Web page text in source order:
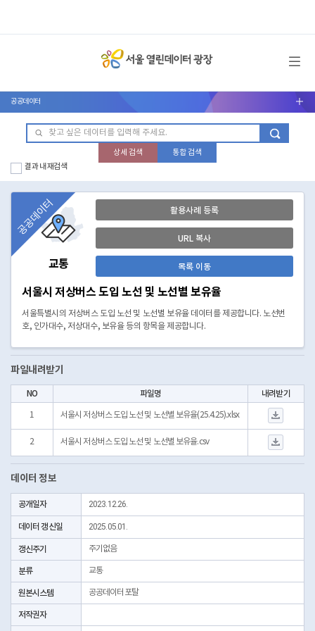
메뉴 열기
공공데이터 서브메뉴 열기
상세 검색
통합 검색
결과 내 재검색
교통
공공데이터 활용사례 등록
URL 복사
목록 이동
서울시 저상버스 도입 노선 및 노선별 보유율
서울특별시의 저상버스 도입 노선 및 노선별 보유율 데이터를 제공합니다. 노선번
호, 인가대수, 저상대수, 보유율 등의 항목을 제공합니다.
파일내려받기
NO 파일명 내려받기
1 서울시 저상버스 도입 노선 및 노선별 보유율(25.4.25).xlsx
서울시 저상버스 도
2 서울시 저상버스 도입 노선 및 노선별 보유율.csv
서울시 저상버스 도
데이터 정보
공개일자 2023.12.26.
데이터 갱신일 2025.05.01.
갱신주기 주기없음
분류 교통
원본시스템 공공데이터포탈
저작권자